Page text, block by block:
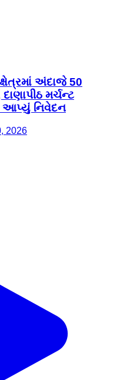
અંદાજે 50
મર્ચન્ટ
આપ્યું નિવેદન
2026